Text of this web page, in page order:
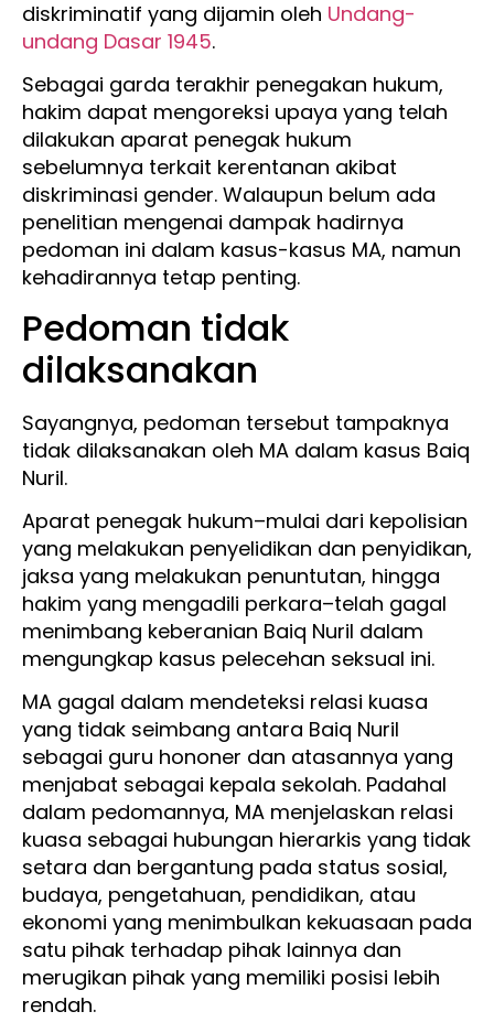
diskriminatif yang dijamin oleh Undang-
undang Dasar 1945.
Sebagai garda terakhir penegakan hukum,
hakim dapat mengoreksi upaya yang telah
dilakukan aparat penegak hukum
sebelumnya terkait kerentanan akibat
diskriminasi gender. Walaupun belum ada
penelitian mengenai dampak hadirnya
pedoman ini dalam kasus-kasus MA, namun
kehadirannya tetap penting.
Pedoman tidak
dilaksanakan
Sayangnya, pedoman tersebut tampaknya
tidak dilaksanakan oleh MA dalam kasus Baiq
Nuril.
Aparat penegak hukum–mulai dari kepolisian
yang melakukan penyelidikan dan penyidikan,
jaksa yang melakukan penuntutan, hingga
hakim yang mengadili perkara–telah gagal
menimbang keberanian Baiq Nuril dalam
mengungkap kasus pelecehan seksual ini.
MA gagal dalam mendeteksi relasi kuasa
yang tidak seimbang antara Baiq Nuril
sebagai guru hononer dan atasannya yang
menjabat sebagai kepala sekolah. Padahal
dalam pedomannya, MA menjelaskan relasi
kuasa sebagai hubungan hierarkis yang tidak
setara dan bergantung pada status sosial,
budaya, pengetahuan, pendidikan, atau
ekonomi yang menimbulkan kekuasaan pada
satu pihak terhadap pihak lainnya dan
merugikan pihak yang memiliki posisi lebih
rendah.